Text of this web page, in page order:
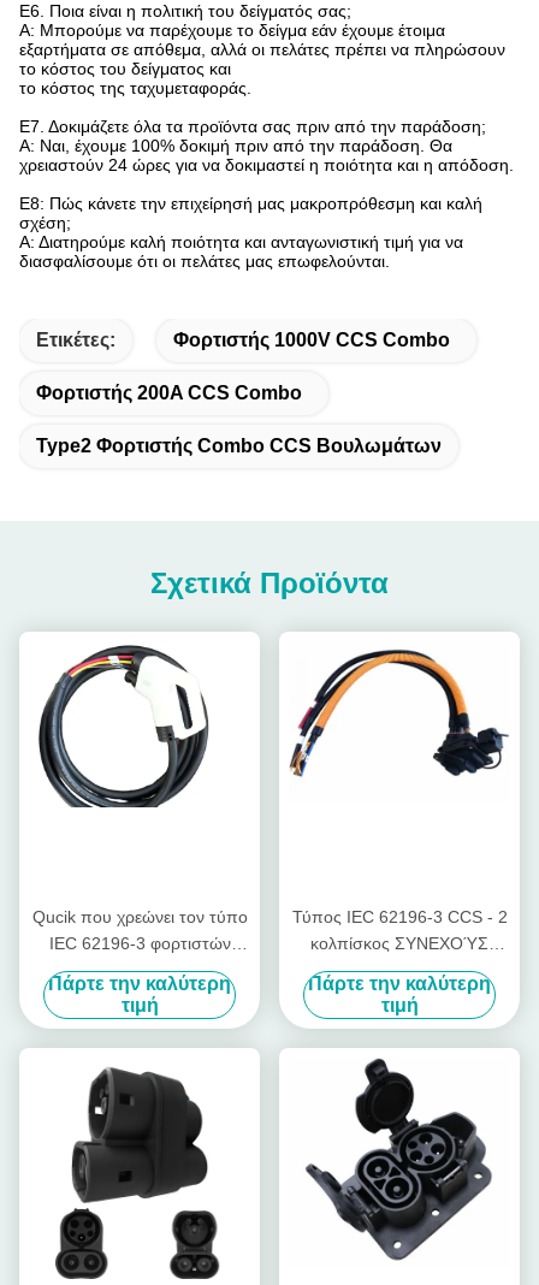
Ε6. Ποια είναι η πολιτική του δείγματός σας;
Α: Μπορούμε να παρέχουμε το δείγμα εάν έχουμε έτοιμα
εξαρτήματα σε απόθεμα, αλλά οι πελάτες πρέπει να πληρώσουν
το κόστος του δείγματος και
το κόστος της ταχυμεταφοράς.
Ε7. Δοκιμάζετε όλα τα προϊόντα σας πριν από την παράδοση;
Α: Ναι, έχουμε 100% δοκιμή πριν από την παράδοση. Θα
χρειαστούν 24 ώρες για να δοκιμαστεί η ποιότητα και η απόδοση.
Ε8: Πώς κάνετε την επιχείρησή μας μακροπρόθεσμη και καλή
σχέση;
Α: Διατηρούμε καλή ποιότητα και ανταγωνιστική τιμή για να
διασφαλίσουμε ότι οι πελάτες μας επωφελούνται.
Ετικέτες: Φορτιστής 1000V CCS Combo
Φορτιστής 200A CCS Combo
Type2 Φορτιστής Combo CCS Βουλωμάτων
Σχετικά Προϊόντα
Qucik που χρεώνει τον τύπο
IEC 62196-3 φορτιστών
200A 1000V CCS Combo -
βούλωμα 2
Πάρτε την καλύτερη
τιμή
Τύπος IEC 62196-3 CCS - 2
κολπίσκος ΣΥΝΕΧΟΎΣ
γρήγορος χρέωσης
υποδοχών 200A 1000V της
EV
Πάρτε την καλύτερη
τιμή